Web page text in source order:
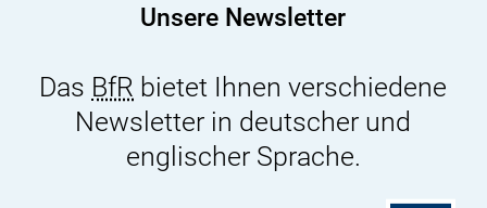
Unsere Newsletter
Das BfR bietet Ihnen verschiedene
Newsletter in deutscher und
englischer Sprache.